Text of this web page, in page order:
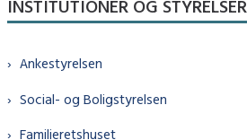
INSTITUTIONER OG STYRELSER
Ankestyrelsen
Social- og Boligstyrelsen
Familieretshuset